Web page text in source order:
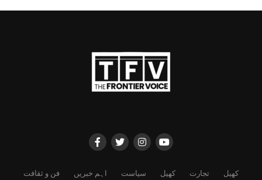
فن و ثقافت اہم خبریں سیاست کھیل تجارت کھیل